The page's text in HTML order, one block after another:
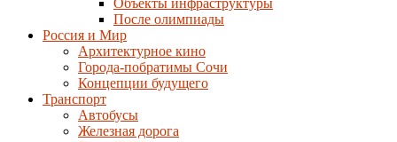
Объекты инфраструктуры
После олимпиады
Россия и Мир
Архитектурное кино
Города-побратимы Сочи
Концепции будущего
Транспорт
Автобусы
Железная дорога